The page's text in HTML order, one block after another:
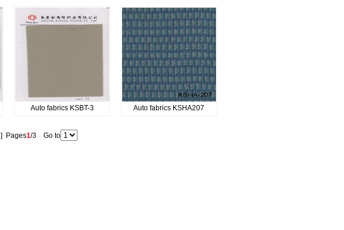
Auto fabrics KSBT-3 Auto fabrics KSHA207
] Pages1/3 Go to